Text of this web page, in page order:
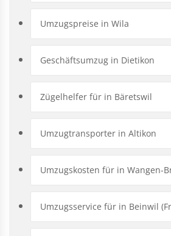
Umzugspreise in Wila
Geschäftsumzug in Dietikon
Zügelhelfer für in Bäretswil
Umzugtransporter in Altikon
Umzugskosten für in Wangen-
Umzugsservice für in Beinwil